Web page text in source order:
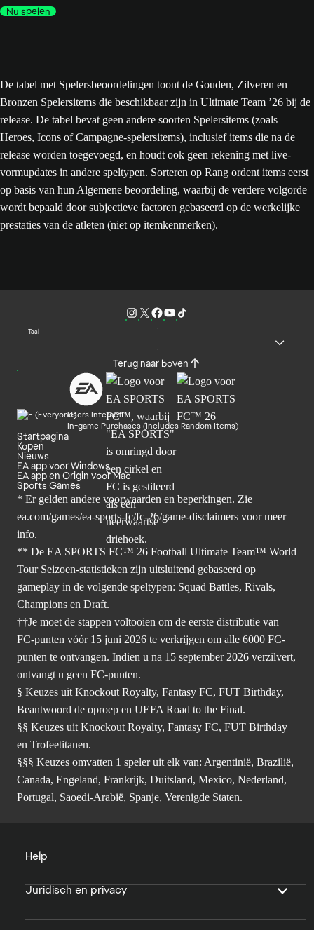
Nu spelen
De tabel met Spelersbeoordelingen toont de Gouden, Zilveren en
Bronzen Spelersitems die beschikbaar zijn in Ultimate Team ’26 bij de
release. De tabel bevat geen andere soorten Spelersitems (zoals
Heroes, Icons of Campagne-spelersitems), inclusief items die na de
release worden toegevoegd, en houdt ook geen rekening met live-
vormupdates in andere speltypen. Sorteren op Rang ordent items eerst
op basis van hun Algemene beoordeling, waarbij de verdere volgorde
wordt bepaald door subjectieve factoren gebaseerd op de werkelijke
prestaties van de atleten (niet op itemkenmerken).
Taal
Terug naar boven
Users Interact
In-game Purchases (Includes Random Items)
Startpagina
Kopen
Nieuws
EA app voor Windows
EA app en Origin voor Mac
Sports Games
* Er gelden andere voorwaarden en beperkingen. Zie
ea.com/games/ea-sports-fc/fc-26/game-disclaimers voor meer
info.
** De EA SPORTS FC™ 26 Football Ultimate Team™ World
Tour Seizoen-statistieken zijn uitsluitend gebaseerd op
gameplay in de volgende speltypen: Squad Battles, Rivals,
Champions en Draft.
††Je moet de stappen voltooien om de eerste distributie van
FC-punten vóór 15 juni 2026 te verkrijgen om alle 6000 FC-
punten te ontvangen. Indien u na 15 september 2026 verzilvert,
ontvangt u geen FC-punten.
§ Keuzes uit Knockout Royalty, Fantasy FC, FUT Birthday,
Beantwoord de oproep en UEFA Road to the Final.
§§ Keuzes uit Knockout Royalty, Fantasy FC, FUT Birthday
en Trofeetitanen.
§§§ Keuzes omvatten 1 speler uit elk van: Argentinië, Brazilië,
Canada, Engeland, Frankrijk, Duitsland, Mexico, Nederland,
Portugal, Saoedi-Arabië, Spanje, Verenigde Staten.
Help
Juridisch en privacy